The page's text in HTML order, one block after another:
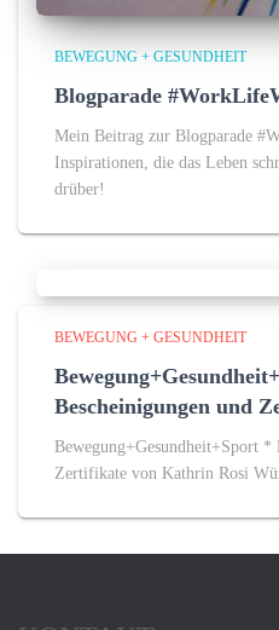
BEWEGUNG + GESUNDHEIT
Blogparade
Mein Beitrag zur Blogparade
Inspirationen, die das Leben
drüber!
BEWEGUNG + GESUNDHEIT
Bescheinigungen und
Bewegung+Gesundheit+Sport *
Zertifikate von Kathrin Rosi